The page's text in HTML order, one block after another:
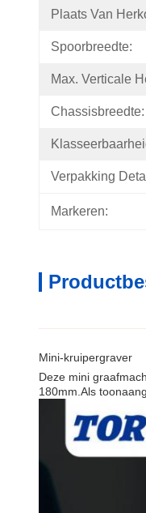
Plaats Van
Spoorbreedte:
Max. Verticale
Chassisbreedte:
Verpakking
Markeren:
Mini-kruipergraver
Deze mini
180mm.Als